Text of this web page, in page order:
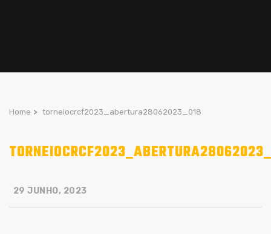
Home > torneiocrcf2023_abertura28062023_018
29 JUNHO, 2023